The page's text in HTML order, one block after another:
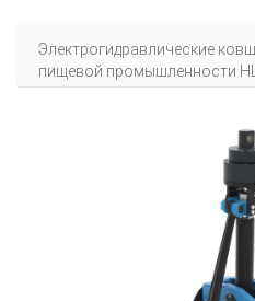
Электрогидравлические
пищевой промышленности